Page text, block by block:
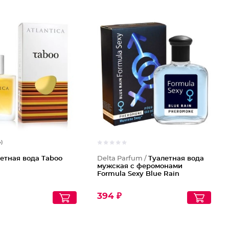
вода Taboo Delta Parfum /Туалетная вода
мужская с феромонами
Formula Sexy Blue Rain
394 ₽